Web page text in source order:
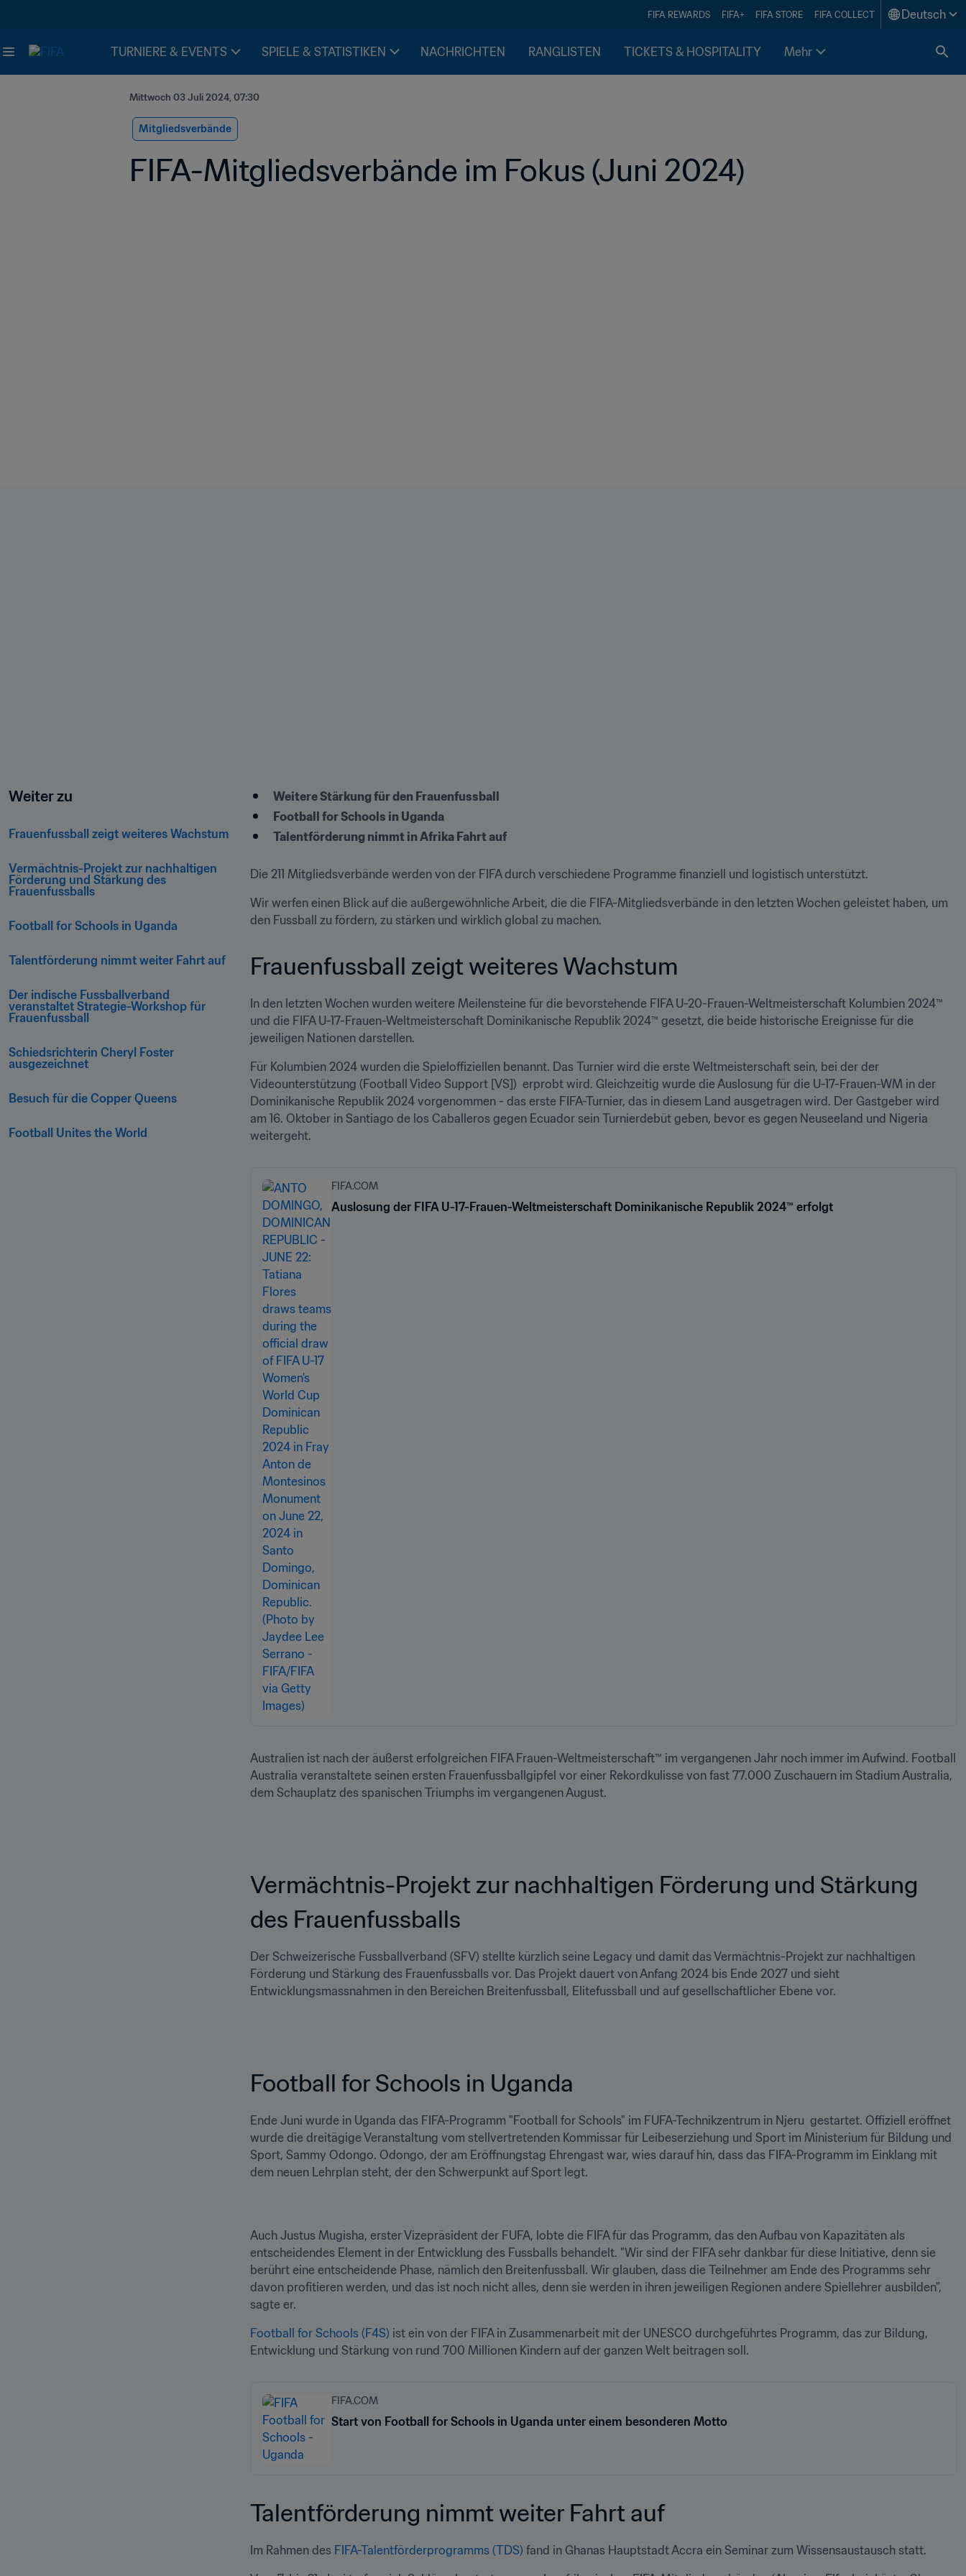
FIFA REWARDS FIFA+ FIFA STORE FIFA COLLECT Deutsch
TURNIERE & EVENTS SPIELE & STATISTIKEN NACHRICHTEN RANGLISTEN TICKETS & HOSPITALITY Mehr
Mittwoch 03 Juli 2024, 07:30
Mitgliedsverbände
FIFA-Mitgliedsverbände im Fokus (Juni 2024)
Weiter zu
Vermächtnis-Projekt zur nachhaltigen
Förderung und Stärkung des
Frauenfussballs
Football for Schools in Uganda
Talentförderung nimmt weiter Fahrt auf
Der indische Fussballverband
veranstaltet Strategie-Workshop für
Frauenfussball
Schiedsrichterin Cheryl Foster
ausgezeichnet
Besuch für die Copper Queens
Football Unites the World
Weitere Stärkung für den Frauenfussball
Football for Schools in Uganda
Talentförderung nimmt in Afrika Fahrt auf
Die 211 Mitgliedsverbände werden von der FIFA durch verschiedene Programme finanziell und logistisch unterstützt.
Wir werfen einen Blick auf die außergewöhnliche Arbeit, die die FIFA-Mitgliedsverbände in den letzten Wochen geleistet haben, um
den Fussball zu fördern, zu stärken und wirklich global zu machen.
Frauenfussball zeigt weiteres Wachstum
In den letzten Wochen wurden weitere Meilensteine für die bevorstehende FIFA U-20-Frauen-Weltmeisterschaft Kolumbien 2024™
und die FIFA U-17-Frauen-Weltmeisterschaft Dominikanische Republik 2024™ gesetzt, die beide historische Ereignisse für die
jeweiligen Nationen darstellen.
Für Kolumbien 2024 wurden die Spieloffiziellen benannt. Das Turnier wird die erste Weltmeisterschaft sein, bei der der
Videounterstützung (Football Video Support [VS])  erprobt wird. Gleichzeitig wurde die Auslosung für die U-17-Frauen-WM in der
Dominikanische Republik 2024 vorgenommen - das erste FIFA-Turnier, das in diesem Land ausgetragen wird. Der Gastgeber wird
am 16. Oktober in Santiago de los Caballeros gegen Ecuador sein Turnierdebüt geben, bevor es gegen Neuseeland und Nigeria
weitergeht.
FIFA.COM
Auslosung der FIFA U-17-Frauen-Weltmeisterschaft Dominikanische Republik 2024™ erfolgt
Australien ist nach der äußerst erfolgreichen FIFA Frauen-Weltmeisterschaft™ im vergangenen Jahr noch immer im Aufwind. Football
Australia veranstaltete seinen ersten Frauenfussballgipfel vor einer Rekordkulisse von fast 77.000 Zuschauern im Stadium Australia,
dem Schauplatz des spanischen Triumphs im vergangenen August.
Vermächtnis-Projekt zur nachhaltigen Förderung und Stärkung
des Frauenfussballs
Der Schweizerische Fussballverband (SFV) stellte kürzlich seine Legacy und damit das Vermächtnis-Projekt zur nachhaltigen
Förderung und Stärkung des Frauenfussballs vor. Das Projekt dauert von Anfang 2024 bis Ende 2027 und sieht
Entwicklungsmassnahmen in den Bereichen Breitenfussball, Elitefussball und auf gesellschaftlicher Ebene vor.
Football for Schools in Uganda
Ende Juni wurde in Uganda das FIFA-Programm "Football for Schools" im FUFA-Technikzentrum in Njeru  gestartet. Offiziell eröffnet
wurde die dreitägige Veranstaltung vom stellvertretenden Kommissar für Leibeserziehung und Sport im Ministerium für Bildung und
Sport, Sammy Odongo. Odongo, der am Eröffnungstag Ehrengast war, wies darauf hin, dass das FIFA-Programm im Einklang mit
dem neuen Lehrplan steht, der den Schwerpunkt auf Sport legt.
Auch Justus Mugisha, erster Vizepräsident der FUFA, lobte die FIFA für das Programm, das den Aufbau von Kapazitäten als
entscheidendes Element in der Entwicklung des Fussballs behandelt. "Wir sind der FIFA sehr dankbar für diese Initiative, denn sie
berührt eine entscheidende Phase, nämlich den Breitenfussball. Wir glauben, dass die Teilnehmer am Ende des Programms sehr
davon profitieren werden, und das ist noch nicht alles, denn sie werden in ihren jeweiligen Regionen andere Spiellehrer ausbilden",
sagte er.
Football for Schools (F4S) ist ein von der FIFA in Zusammenarbeit mit der UNESCO durchgeführtes Programm, das zur Bildung,
Entwicklung und Stärkung von rund 700 Millionen Kindern auf der ganzen Welt beitragen soll.
FIFA.COM
Start von Football for Schools in Uganda unter einem besonderen Motto
Talentförderung nimmt weiter Fahrt auf
Im Rahmen des FIFA-Talentförderprogramms (TDS) fand in Ghanas Hauptstadt Accra ein Seminar zum Wissensaustausch statt.